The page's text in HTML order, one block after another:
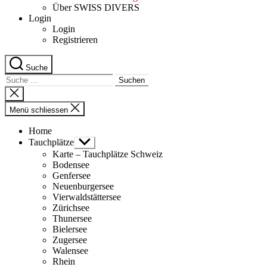
Über SWISS DIVERS
Login
Login
Registrieren
Suche
Suche
nach:
Suche
schliessen
Menü schliessen
Home
Tauchplätze Untermenü
anzeigen
Karte – Tauchplätze Schweiz
Bodensee
Genfersee
Neuenburgersee
Vierwaldstättersee
Zürichsee
Thunersee
Bielersee
Zugersee
Walensee
Rhein